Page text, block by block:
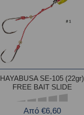
HAYABUSA SE-105 (22gr)
FREE BAIT SLIDE
Από €6,60